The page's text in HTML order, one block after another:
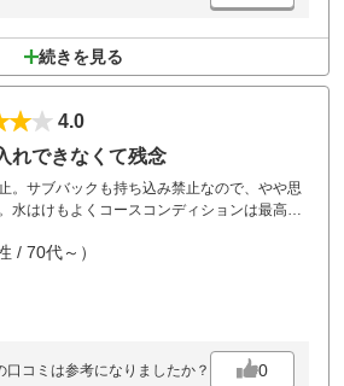
続きを見る
4.0
れできなくて残念
。サブバックも持ち込み禁止なので、やや思
水はけもよくコースコンディションは最高。
/ 70代～）
口コミは参考になりましたか？ 0